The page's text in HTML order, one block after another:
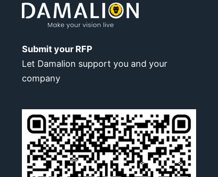
Submit your RFP
Let Damalion support you and your
company